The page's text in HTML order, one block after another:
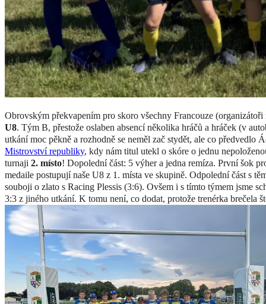
Obrovským překvapením pro skoro všechny Francouze
U8. Tým B, přestože oslaben absencí několika hráčů a hráček (v
utkání moc pěkně a rozhodně se neměl zač stydět, ale co předvedlo
Mistrovství republiky, kdy nám titul utekl o skóre o jednu
turnaji 2. místo! Dopolední část: 5 výher a jedna remíza. První šok
medaile postupují naše U8 z 1. místa ve skupině. Odpolední část s
souboji o zlato s Racing Plessis (3:6). Ovšem i s tímto týmem jsme
3:3 z jiného utkání. K tomu není, co dodat, protože trenérka brečela